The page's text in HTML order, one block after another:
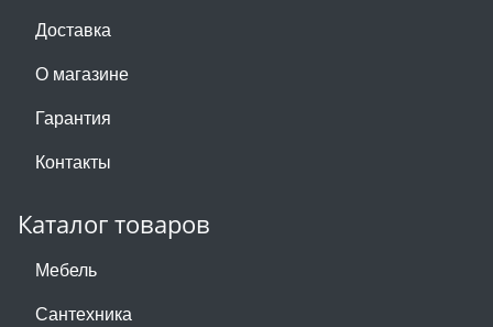
Доставка
О магазине
Гарантия
Контакты
Каталог товаров
Мебель
Сантехника